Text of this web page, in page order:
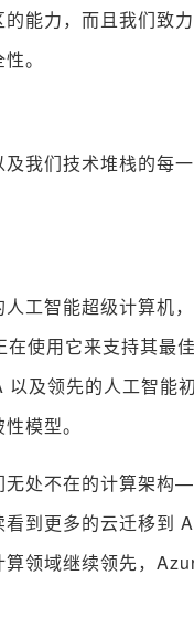
能力，而且我们致
。
我们技术堆栈的每
工智能超级计算机
使用它来支持其最
及领先的人工智能
模型。
无处不在的计算架
到更多的云迁移到
领域继续领先，